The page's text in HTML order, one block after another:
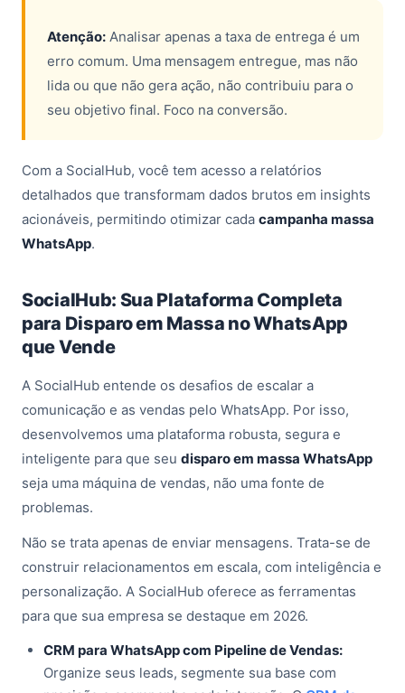
Atenção: Analisar apenas a taxa de entrega é um
erro comum. Uma mensagem entregue, mas não
lida ou que não gera ação, não contribuiu para o
seu objetivo final. Foco na conversão.
Com a SocialHub, você tem acesso a relatórios
detalhados que transformam dados brutos em insights
acionáveis, permitindo otimizar cada campanha massa
WhatsApp.
SocialHub: Sua Plataforma Completa
para Disparo em Massa no WhatsApp
que Vende
A SocialHub entende os desafios de escalar a
comunicação e as vendas pelo WhatsApp. Por isso,
desenvolvemos uma plataforma robusta, segura e
inteligente para que seu disparo em massa WhatsApp
seja uma máquina de vendas, não uma fonte de
problemas.
Não se trata apenas de enviar mensagens. Trata-se de
construir relacionamentos em escala, com inteligência e
personalização. A SocialHub oferece as ferramentas
para que sua empresa se destaque em 2026.
CRM para WhatsApp com Pipeline de Vendas:
Organize seus leads, segmente sua base com